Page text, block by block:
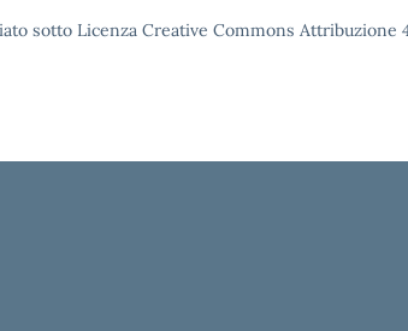
sotto Licenza Creative Commons Attribuzione